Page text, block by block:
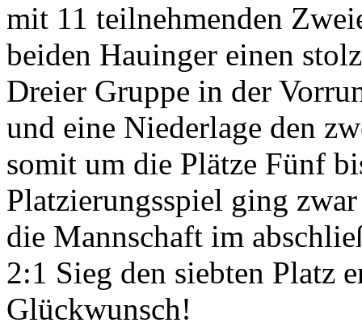
mit 11 teilnehmenden
beiden Hauinger einen
Dreier Gruppe in der
und eine Niederlage den
somit um die Plätze Fünf
Platzierungsspiel ging
die Mannschaft im
2:1 Sieg den siebten Platz
Glückwunsch!